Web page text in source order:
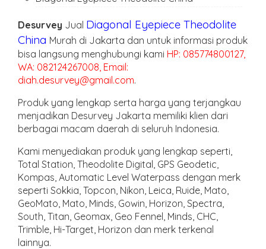
Desurvey Jual Diagonal Eyepiece Theodolite
China Murah di Jakarta dan untuk informasi produk
bisa langsung menghubungi kami HP: 085774800127,
WA: 082124267008, Email:
diah.desurvey@gmail.com.
Produk yang lengkap serta harga yang terjangkau
menjadikan Desurvey Jakarta memiliki klien dari
berbagai macam daerah di seluruh Indonesia.
Kami menyediakan produk yang lengkap seperti,
Total Station, Theodolite Digital, GPS Geodetic,
Kompas, Automatic Level Waterpass dengan merk
seperti Sokkia, Topcon, Nikon, Leica, Ruide, Mato,
GeoMato, Mato, Minds, Gowin, Horizon, Spectra,
South, Titan, Geomax, Geo Fennel, Minds, CHC,
Trimble, Hi-Target, Horizon dan merk terkenal
lainnya.